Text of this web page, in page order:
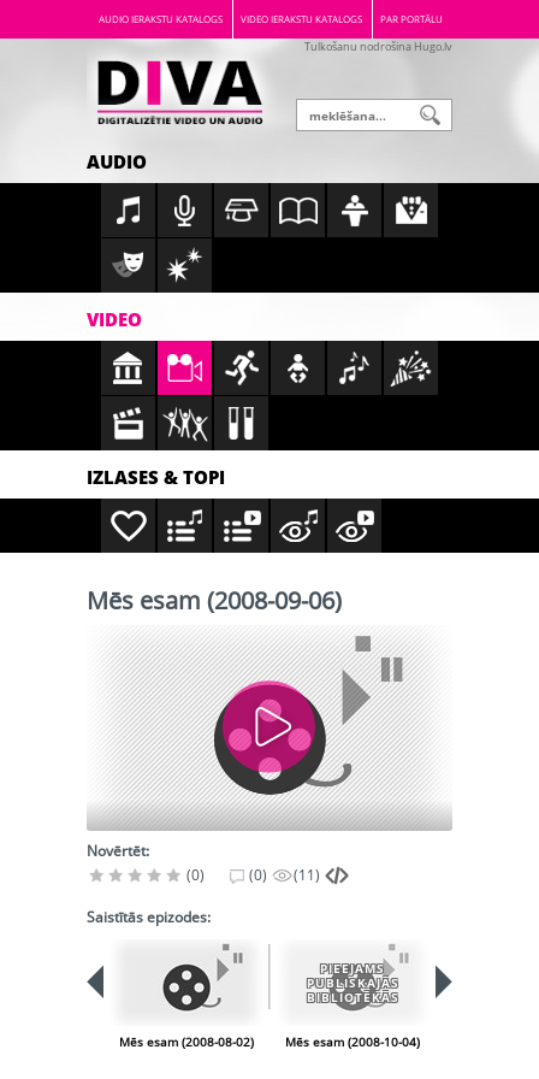
AUDIO IERAKSTU KATALOGS VIDEO IERAKSTU KATALOGS PAR PORTĀLU
Tulkošanu nodrošina Hugo.lv
AUDIO
VIDEO
IZLASES & TOPI
Mēs esam (2008-09-06)
Novērtēt:
(0)
(0) (11)
Saistītās epizodes:
Mēs esam (2008-08-02)
PIEEJAMS
PUBLISKAJĀS
BIBLIOTĒKĀS
Mēs esam (2008-10-04)